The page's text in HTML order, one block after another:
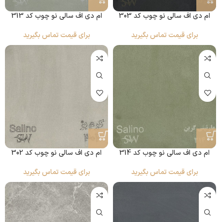
ام دی اف سالی نو چوب کد 303
برای قیمت تماس بگیرید
ام دی اف سالی نو چوب کد 313
برای قیمت تماس بگیرید
ام دی اف سالی نو چوب کد 314
برای قیمت تماس بگیرید
ام دی اف سالی نو چوب کد 302
برای قیمت تماس بگیرید